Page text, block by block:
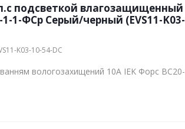
подсветкой влагозащищенный
1-ФСр Серый/черный (EVS11-K03-
K03-10-54-DC
вологозахищений 10А IEK Форс ВС20-